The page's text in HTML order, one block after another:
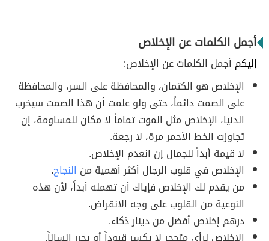
أجمل الكلمات عن الإخلاص
إليكم أجمل الكلمات عن الإخلاص:
الإخلاص هو الكتمان، والمحافظة على السر، والمحافظة
على الصمت دائماً، حتى ولو علمت أن هذا الصمت سيخرب
الدنيا، الإخلاص مثل الموت تماماً لا مكان للمساومة، إن
تجاوزت الخط الأحمر مرة، لا رجعة.
لا قيمة أبداً للجمال إن انعدم الإخلاص.
الإخلاص في قلوب الرجال أكثر أهمية من النجاح.
من يقدم لك الإخلاص فإياك أن تهمله أبداً، لأن هذه
النوعية من القلوب على وجه الانقراض.
درهم إخلاص أفضل من دينار ذكاء.